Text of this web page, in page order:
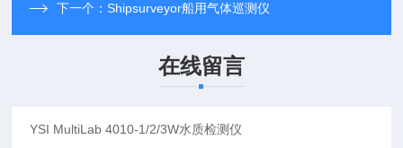
下一个：Shipsurveyor船用气体巡测仪
在线留言